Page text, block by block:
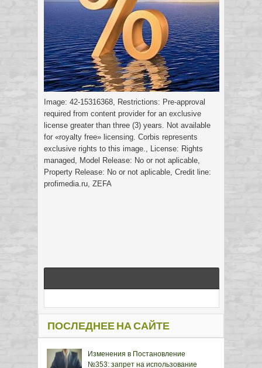
Image: 42-15316368, Restrictions: Pre-approval
required from content provider for an exclusive
license greater than three (3) years. Not available
for «royalty free» licensing. Corbis represents
exclusive rights to this image., License: Rights
managed, Model Release: No or not aplicable,
Property Release: No or not aplicable, Credit line:
profimedia.ru, ZEFA
ПОСЛЕДНЕЕ НА САЙТЕ
Изменения в Постановление
№353: запрет на использование